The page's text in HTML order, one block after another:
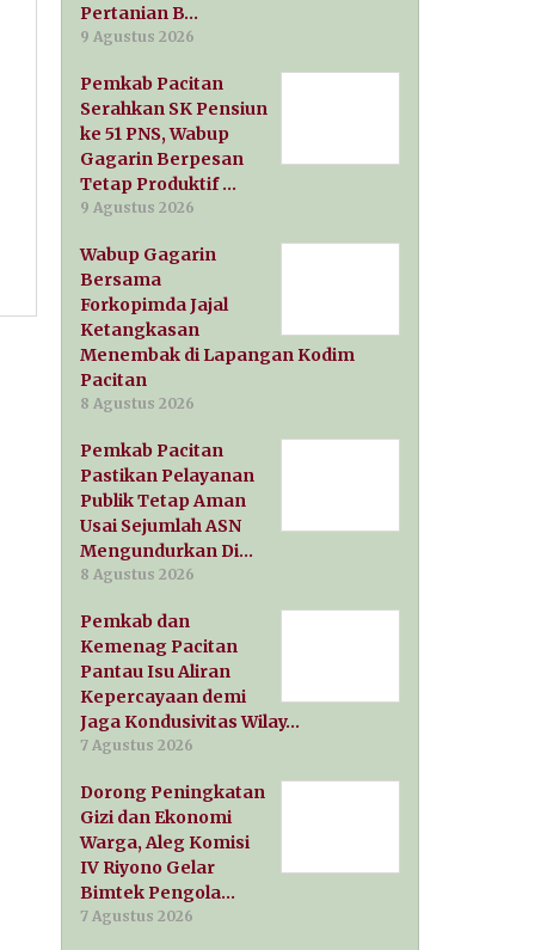
Pertanian B…
9 Agustus 2026
Pemkab Pacitan
Serahkan SK Pensiun
ke 51 PNS, Wabup
Gagarin Berpesan
Tetap Produktif …
9 Agustus 2026
Wabup Gagarin
Bersama
Forkopimda Jajal
Ketangkasan
Menembak di Lapangan Kodim
Pacitan
8 Agustus 2026
Pemkab Pacitan
Pastikan Pelayanan
Publik Tetap Aman
Usai Sejumlah ASN
Mengundurkan Di…
8 Agustus 2026
Pemkab dan
Kemenag Pacitan
Pantau Isu Aliran
Kepercayaan demi
Jaga Kondusivitas Wilay…
7 Agustus 2026
Dorong Peningkatan
Gizi dan Ekonomi
Warga, Aleg Komisi
IV Riyono Gelar
Bimtek Pengola…
7 Agustus 2026